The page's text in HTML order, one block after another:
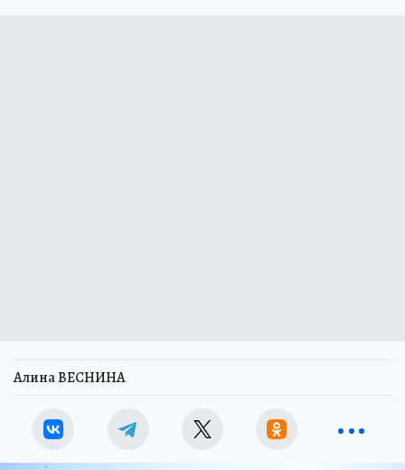
Алина ВЕСНИНА